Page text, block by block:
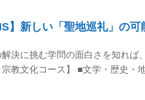
】新しい「聖地巡礼」の
決に挑む学問の面白さを知れば
宗教文化コース】 ■文学・歴史